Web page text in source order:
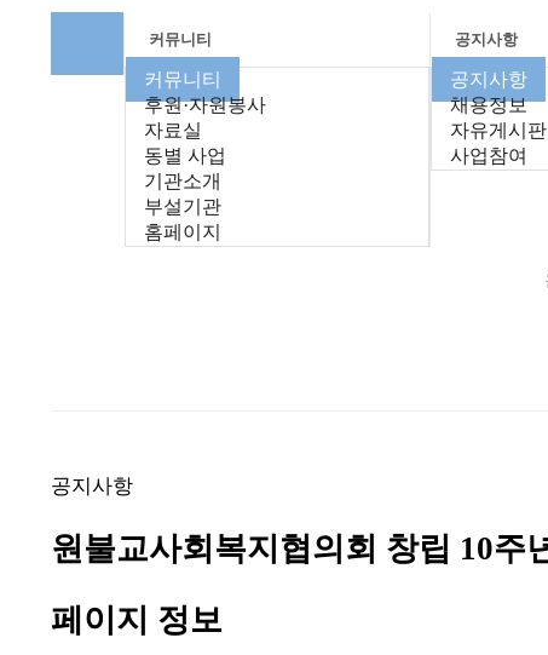
커뮤니티
커뮤니티
후원·자원봉사
자료실
동별 사업
기관소개
부설기관
홈페이지
공지사항
공지사항
채용정보
자유게시판
사업참여
공지사항
원불교사회복지협의회 창립 10주
페이지 정보